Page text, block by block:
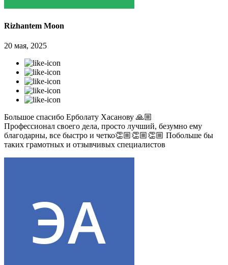
Rizhantem Moon
20 мая, 2025
Большое спасибо Ерболату Хасанову 🙏🏼
Профессионал своего дела, просто лучший, безумно ему
благодарны, все быстро и четко👏🏼👏🏼👏🏼 Побольше бы
таких грамотных и отзывчивых специалистов